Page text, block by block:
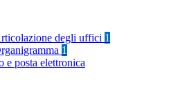
degli uffici 1
1
e posta elettronica